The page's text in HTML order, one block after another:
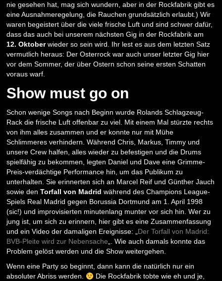
nie gesehen hat, mag sich wundern, aber in der Rockfabrik gibt es
eine Ausnahmeregelung, die Rauchen grundsätzlich erlaubt.) Wir
waren begeistert über die viele frische Luft und sind schwer dafür,
dass das auch bei unserem nächsten Gig in der Rockfabrik am
12. Oktoberwieder so sein wird. Ihr lest es aus dem letzten Satz
vermutlich heraus: Der Osterrock war auch unser letzter Gig hier
vor dem Sommer, der über Ostern schon seine ersten Schatten
voraus warf.
Show must go on
Schon wenige Songs nach Beginn wurde Rolands Schlagzeug-
Rack die frische Luft offenbar zu viel. Mit einem Mal stürzte rechts
von ihm alles zusammen und er konnte nur mit Mühe
Schlimmeres verhindern. Während Chris, Markus, Timmy und
unsere Crew halfen, alles wieder zu befestigen und die Drums
spielfähig zu bekommen, legten Daniel und Dave eine Grimme-
Preis-verdächtige Performance hin, um das Publikum zu
unterhalten. Sie erinnerten sich an Marcel Reif und Günther Jauch
sowie denTorfall von Madrid während des Champions League-
Spiels Real Madrid gegen Borussia Dortmund am 1. April 1998
(sic!) und improvisierten minutenlang munter vor sich hin. Wer zu
jung ist, um sich zu erinnern, hier gibt es eine Zusammenfassung
und ein Video der damaligen Ereignisse: „Der Torfall von Madrid:
BVB-Pleite wird zur Nebensache„. Wie auch damals konnte das
Problem gelöst werden und die Show weitergehen.
Wenn eine Party so beginnt, dann kann die natürlich nur ein
absoluter Abriss werden.
Die Rockfabrik tobte wie eh und je,